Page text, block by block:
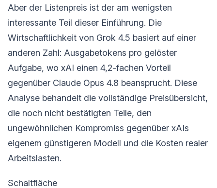
Aber der Listenpreis ist der am wenigsten
interessante Teil dieser Einführung. Die
Wirtschaftlichkeit von Grok 4.5 basiert auf einer
anderen Zahl: Ausgabetokens pro gelöster
Aufgabe, wo xAI einen 4,2-fachen Vorteil
gegenüber Claude Opus 4.8 beansprucht. Diese
Analyse behandelt die vollständige Preisübersicht,
die noch nicht bestätigten Teile, den
ungewöhnlichen Kompromiss gegenüber xAIs
eigenem günstigeren Modell und die Kosten realer
Arbeitslasten.
Schaltfläche